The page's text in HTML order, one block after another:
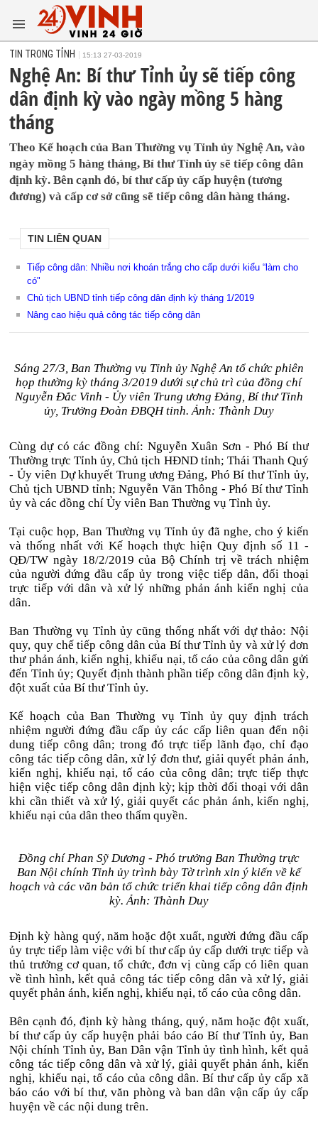
TIN TRONG TỈNH 15:13 27-03-2019
Nghệ An: Bí thư Tỉnh ủy sẽ tiếp công
dân định kỳ vào ngày mồng 5 hàng
tháng
Theo Kế hoạch của Ban Thường vụ Tỉnh ủy Nghệ An, vào
ngày mồng 5 hàng tháng, Bí thư Tỉnh ủy sẽ tiếp công dân
định kỳ. Bên cạnh đó, bí thư cấp ủy cấp huyện (tương
đương) và cấp cơ sở cũng sẽ tiếp công dân hàng tháng.
TIN LIÊN QUAN
Tiếp công dân: Nhiều nơi khoán trắng cho cấp dưới kiểu “làm cho
có"
Chủ tịch UBND tỉnh tiếp công dân định kỳ tháng 1/2019
Nâng cao hiệu quả công tác tiếp công dân
Sáng 27/3, Ban Thường vụ Tỉnh ủy Nghệ An tổ chức phiên
họp thường kỳ tháng 3/2019 dưới sự chủ trì của đồng chí
Nguyễn Đắc Vinh - Ủy viên Trung ương Đảng, Bí thư Tỉnh
ủy, Trưởng Đoàn ĐBQH tỉnh. Ảnh: Thành Duy
Cùng dự có các đồng chí: Nguyễn Xuân Sơn - Phó Bí thư
Thường trực Tỉnh ủy, Chủ tịch HĐND tỉnh; Thái Thanh Quý
- Ủy viên Dự khuyết Trung ương Đảng, Phó Bí thư Tỉnh ủy,
Chủ tịch UBND tỉnh; Nguyễn Văn Thông - Phó Bí thư Tỉnh
ủy và các đồng chí Ủy viên Ban Thường vụ Tỉnh ủy.
Tại cuộc họp, Ban Thường vụ Tỉnh ủy đã nghe, cho ý kiến
và thống nhất với Kế hoạch thực hiện Quy định số 11 -
QĐ/TW ngày 18/2/2019 của Bộ Chính trị về trách nhiệm
của người đứng đầu cấp ủy trong việc tiếp dân, đối thoại
trực tiếp với dân và xử lý những phản ánh kiến nghị của
dân.
Ban Thường vụ Tỉnh ủy cũng thống nhất với dự thảo: Nội
quy, quy chế tiếp công dân của Bí thư Tỉnh ủy và xử lý đơn
thư phản ánh, kiến nghị, khiếu nại, tố cáo của công dân gửi
đến Tỉnh ủy; Quyết định thành phần tiếp công dân định kỳ,
đột xuất của Bí thư Tỉnh ủy.
Kế hoạch của Ban Thường vụ Tỉnh ủy quy định trách
nhiệm người đứng đầu cấp ủy các cấp liên quan đến nội
dung tiếp công dân; trong đó trực tiếp lãnh đạo, chỉ đạo
công tác tiếp công dân, xử lý đơn thư, giải quyết phản ánh,
kiến nghị, khiếu nại, tố cáo của công dân; trực tiếp thực
hiện việc tiếp công dân định kỳ; kịp thời đối thoại với dân
khi cần thiết và xử lý, giải quyết các phản ánh, kiến nghị,
khiếu nại của dân theo thẩm quyền.
Đồng chí Phan Sỹ Dương - Phó trưởng Ban Thường trực
Ban Nội chính Tỉnh ủy trình bày Tờ trình xin ý kiến về kế
hoạch và các văn bản tổ chức triển khai tiếp công dân định
kỳ. Ảnh: Thành Duy
Định kỳ hàng quý, năm hoặc đột xuất, người đứng đầu cấp
ủy trực tiếp làm việc với bí thư cấp ủy cấp dưới trực tiếp và
thủ trưởng cơ quan, tổ chức, đơn vị cùng cấp có liên quan
về tình hình, kết quả công tác tiếp công dân và xử lý, giải
quyết phản ánh, kiến nghị, khiếu nại, tố cáo của công dân.
Bên cạnh đó, định kỳ hàng tháng, quý, năm hoặc đột xuất,
bí thư cấp ủy cấp huyện phải báo cáo Bí thư Tỉnh ủy, Ban
Nội chính Tỉnh ủy, Ban Dân vận Tỉnh ủy tình hình, kết quả
công tác tiếp công dân và xử lý, giải quyết phản ánh, kiến
nghị, khiếu nại, tố cáo của công dân. Bí thư cấp ủy cấp xã
báo cáo với bí thư, văn phòng và ban dân vận cấp ủy cấp
huyện về các nội dung trên.